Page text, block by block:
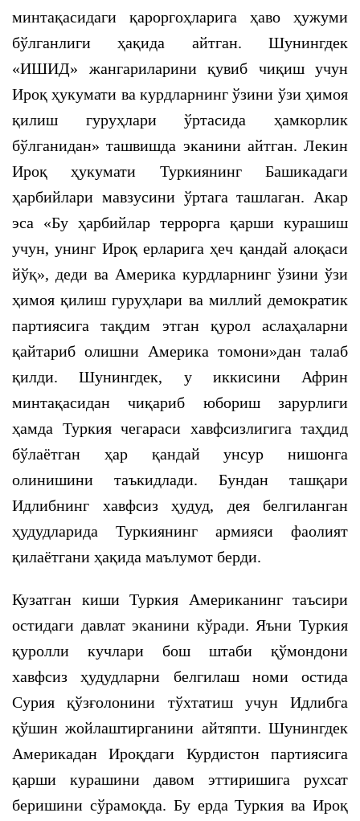
минтақасидаги қароргоҳларига ҳаво ҳужуми
бўлганлиги ҳақида айтган. Шунингдек
«ИШИД» жангариларини қувиб чиқиш учун
Ироқ ҳукумати ва курдларнинг ўзини ўзи ҳимоя
қилиш гуруҳлари ўртасида ҳамкорлик
бўлганидан» ташвишда эканини айтган. Лекин
Ироқ ҳукумати Туркиянинг Башикадаги
ҳарбийлари мавзусини ўртага ташлаган. Акар
эса «Бу ҳарбийлар террорга қарши курашиш
учун, унинг Ироқ ерларига ҳеч қандай алоқаси
йўқ», деди ва Америка курдларнинг ўзини ўзи
ҳимоя қилиш гуруҳлари ва миллий демократик
партиясига тақдим этган қурол аслаҳаларни
қайтариб олишни Америка томони»дан талаб
қилди. Шунингдек, у иккисини Африн
минтақасидан чиқариб юбориш зарурлиги
ҳамда Туркия чегараси хавфсизлигига таҳдид
бўлаётган ҳар қандай унсур нишонга
олинишини таъкидлади. Бундан ташқари
Идлибнинг хавфсиз ҳудуд, дея белгиланган
ҳудудларида Туркиянинг армияси фаолият
қилаётгани ҳақида маълумот берди.
Кузатган киши Туркия Американинг таъсири
остидаги давлат эканини кўради. Яъни Туркия
қуролли кучлари бош штаби қўмондони
хавфсиз ҳудудларни белгилаш номи остида
Сурия қўзғолонини тўхтатиш учун Идлибга
қўшин жойлаштирганини айтяпти. Шунингдек
Америкадан Ироқдаги Курдистон партиясига
қарши курашини давом эттиришига рухсат
беришини сўрамоқда. Бу ерда Туркия ва Ироқ